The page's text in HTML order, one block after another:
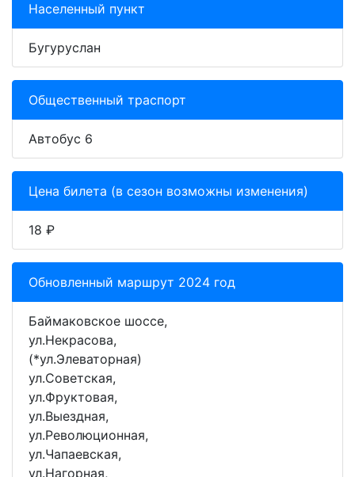
Населенный пункт
Бугуруслан
Общественный траспорт
Автобус 6
Цена билета (в сезон возможны изменения)
18 ₽
Обновленный маршрут 2024 год
Баймаковское шоссе,
ул.Некрасова,
(*ул.Элеваторная)
ул.Советская,
ул.Фруктовая,
ул.Выездная,
ул.Революционная,
ул.Чапаевская,
ул.Нагорная,